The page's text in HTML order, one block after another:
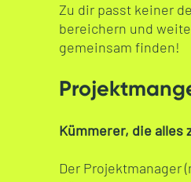
Zu dir passt keiner
bereichern und
gemeinsam finden!
Kümmerer, die alles
Der Projektmanager